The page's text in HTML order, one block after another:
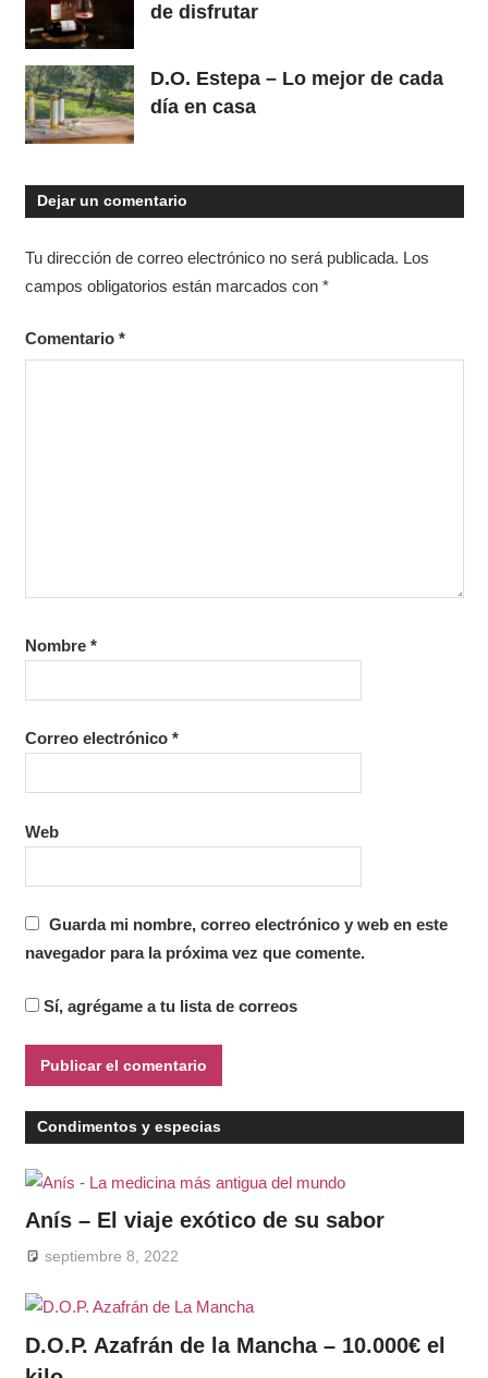
de disfrutar
D.O. Estepa – Lo mejor de cada
día en casa
Dejar un comentario
Tu dirección de correo electrónico no será publicada. Los
campos obligatorios están marcados con *
Comentario *
Nombre *
Correo electrónico *
Web
Guarda mi nombre, correo electrónico y web en este
navegador para la próxima vez que comente.
Sí, agrégame a tu lista de correos
Condimentos y especias
Anís – El viaje exótico de su sabor
septiembre 8, 2022
D.O.P. Azafrán de la Mancha – 10.000€ el